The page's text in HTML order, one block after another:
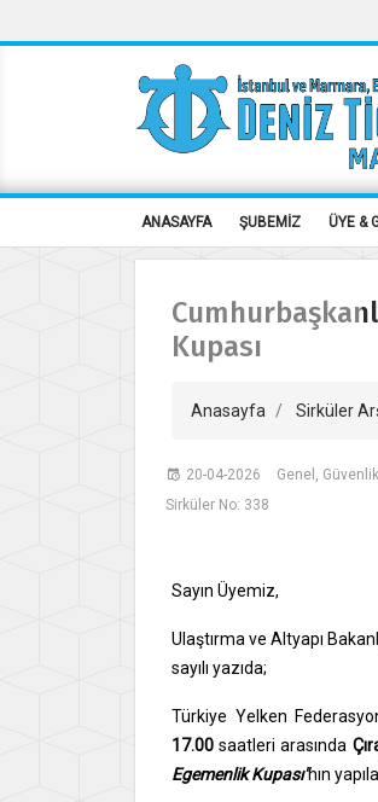
ANASAYFA ŞUBEMİZ ÜYE &
Kupası
Anasayfa Sirküler
20-04-2026 Genel,
Sirküler No: 338
Sayın Üyemiz,
Ulaştırma ve Altyapı
sayılı yazıda;
Türkiye Yelken
17.00saatleri arasında
Egemenlik Kupası"nın